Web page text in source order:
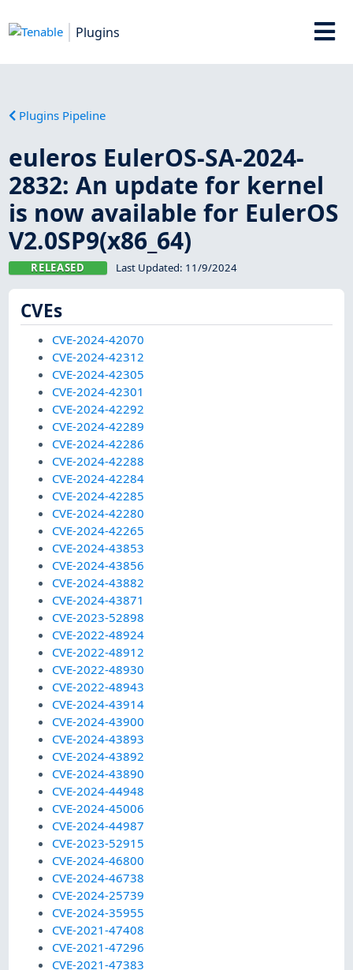
Plugins
Plugins Pipeline
euleros EulerOS-SA-2024-
2832: An update for kernel
is now available for EulerOS
V2.0SP9(x86_64)
RELEASED Last Updated: 11/9/2024
CVEs
CVE-2024-42070
CVE-2024-42312
CVE-2024-42305
CVE-2024-42301
CVE-2024-42292
CVE-2024-42289
CVE-2024-42286
CVE-2024-42288
CVE-2024-42284
CVE-2024-42285
CVE-2024-42280
CVE-2024-42265
CVE-2024-43853
CVE-2024-43856
CVE-2024-43882
CVE-2024-43871
CVE-2023-52898
CVE-2022-48924
CVE-2022-48912
CVE-2022-48930
CVE-2022-48943
CVE-2024-43914
CVE-2024-43900
CVE-2024-43893
CVE-2024-43892
CVE-2024-43890
CVE-2024-44948
CVE-2024-45006
CVE-2024-44987
CVE-2023-52915
CVE-2024-46800
CVE-2024-46738
CVE-2024-25739
CVE-2024-35955
CVE-2021-47408
CVE-2021-47296
CVE-2021-47383